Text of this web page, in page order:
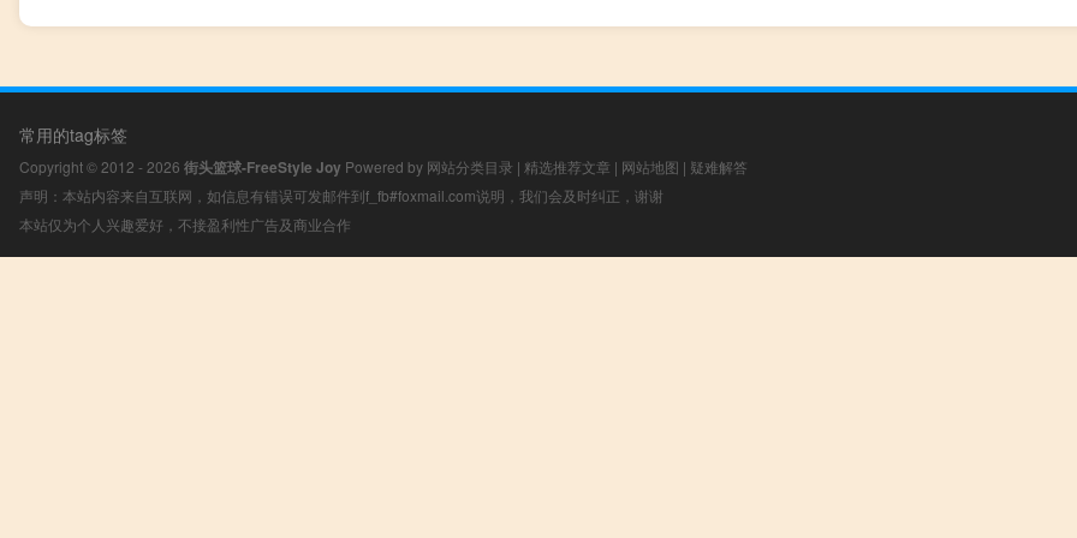
常用的tag标签
Copyright © 2012 - 2026 街头篮球-FreeStyle Joy Powered by 网站分类目录 | 精选推荐文章 | 网站地图 | 疑难解答
声明：本站内容来自互联网，如信息有错误可发邮件到f_fb#foxmail.com说明，我们会及时纠正，谢谢
本站仅为个人兴趣爱好，不接盈利性广告及商业合作